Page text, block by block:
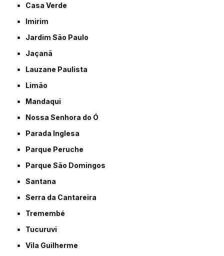
Casa Verde
Imirim
Jardim São Paulo
Jaçanã
Lauzane Paulista
Limão
Mandaqui
Nossa Senhora do Ó
Parada Inglesa
Parque Peruche
Parque São Domingos
Santana
Serra da Cantareira
Tremembé
Tucuruvi
Vila Guilherme